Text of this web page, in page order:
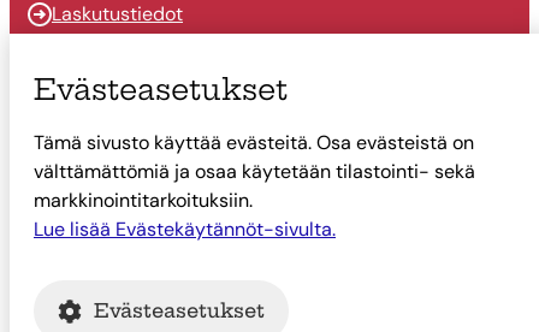
Laskutustiedot
Päätöksenteko
Talous
Yhteystiedot
Tietoa Suonenjoesta
Tietoa Suonenjoesta
Evästeasetukset
Tämä sivusto käyttää evästeitä. Osa evästeistä on
välttämättömiä ja osaa käytetään tilastointi- sekä
markkinointitarkoituksiin.
Lue lisää Evästekäytännöt-sivulta.
Evästeasetukset